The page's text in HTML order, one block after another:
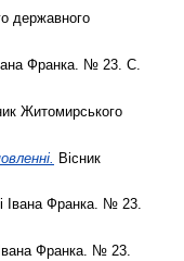
державного
Франка. № 23. С.
Житомирського
Вісник
Івана Франка. № 23.
Івана Франка. № 23.